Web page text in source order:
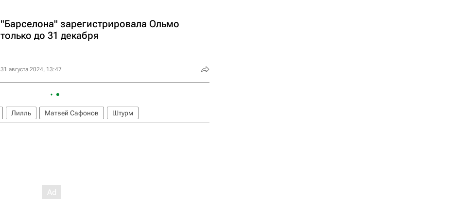
"Барселона" зарегистрировала Ольмо
только до 31 декабря
31 августа 2024, 13:47
Лилль Матвей Сафонов Штурм